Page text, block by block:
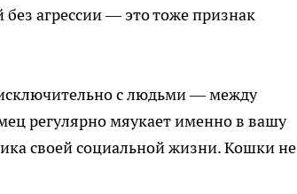
агрессии — это тоже признак
с людьми — между
регулярно мяукает именно в вашу
своей социальной жизни. Кошки не